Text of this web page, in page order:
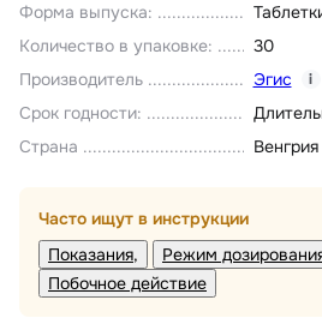
Форма выпуска:
Количество в упаковке:
30
Производитель
Эгис i
Срок годности:
Страна
Венгрия
Часто ищут в инструкции
Показания
Режим
Побочное действие